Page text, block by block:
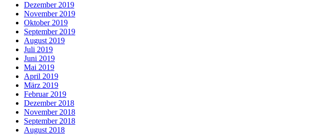
Dezember 2019
November 2019
Oktober 2019
September 2019
August 2019
Juli 2019
Juni 2019
Mai 2019
April 2019
März 2019
Februar 2019
Dezember 2018
November 2018
September 2018
August 2018